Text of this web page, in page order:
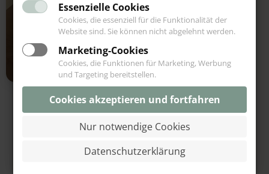
Erinnerungen an ein
verstorbenes Haustier
Essenzielle Cookies
Cookies, die essenziell für die Funktionalität der
Website sind. Sie können nicht abgelehnt werden.
Marketing-Cookies
Cookies, die Funktionen für Marketing, Werbung
und Targeting bereitstellen.
Cookies akzeptieren und fortfahren
Nur notwendige Cookies
Datenschutzerklärung